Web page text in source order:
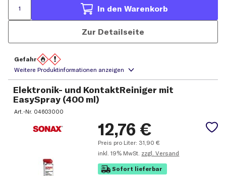
In den Warenkorb
Zur Detailseite
Gefahr
Elektronik- und KontaktReiniger mit
EasySpray (400 ml)
Art.-Nr. 04603000
12,76 €
Preis pro Liter: 31,90 €
inkl. 19% MwSt. zzgl. Versand
Sofort lieferbar